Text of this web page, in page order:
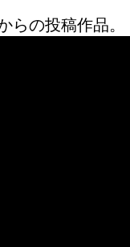
らの投稿作品